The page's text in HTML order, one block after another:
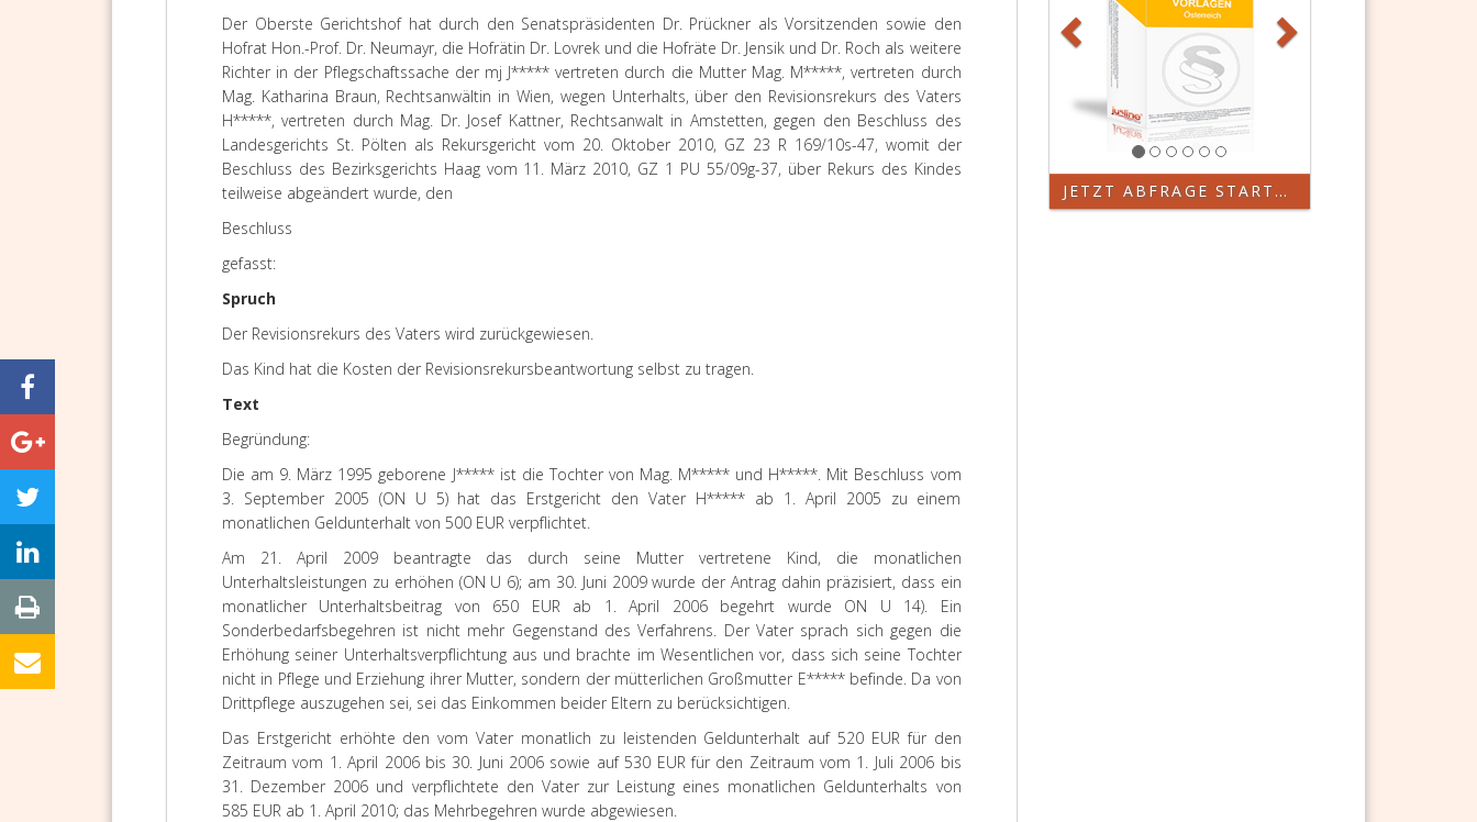
Der Oberste Gerichtshof hat durch den Senatspräsidenten Dr. Prückner als Vorsitzenden sowie den
Hofrat Hon.-Prof. Dr. Neumayr, die Hofrätin Dr. Lovrek und die Hofräte Dr. Jensik und Dr. Roch als weitere
Richter in der Pflegschaftssache der mj J***** vertreten durch die Mutter Mag. M*****, vertreten durch
Mag. Katharina Braun, Rechtsanwältin in Wien, wegen Unterhalts, über den Revisionsrekurs des Vaters
H*****, vertreten durch Mag. Dr. Josef Kattner, Rechtsanwalt in Amstetten, gegen den Beschluss des
Landesgerichts St. Pölten als Rekursgericht vom 20. Oktober 2010, GZ 23 R 169/10s-47, womit der
Beschluss des Bezirksgerichts Haag vom 11. März 2010, GZ 1 PU 55/09g-37, über Rekurs des Kindes
teilweise abgeändert wurde, den
Beschluss
gefasst:
Spruch
Der Revisionsrekurs des Vaters wird zurückgewiesen.
Das Kind hat die Kosten der Revisionsrekursbeantwortung selbst zu tragen.
Text
Begründung:
Die am 9. März 1995 geborene J***** ist die Tochter von Mag. M***** und H*****. Mit Beschluss vom
3. September 2005 (ON U 5) hat das Erstgericht den Vater H***** ab 1. April 2005 zu einem
monatlichen Geldunterhalt von 500 EUR verpflichtet.
Am 21. April 2009 beantragte das durch seine Mutter vertretene Kind, die monatlichen
Unterhaltsleistungen zu erhöhen (ON U 6); am 30. Juni 2009 wurde der Antrag dahin präzisiert, dass ein
monatlicher Unterhaltsbeitrag von 650 EUR ab 1. April 2006 begehrt wurde ON U 14). Ein
Sonderbedarfsbegehren ist nicht mehr Gegenstand des Verfahrens. Der Vater sprach sich gegen die
Erhöhung seiner Unterhaltsverpflichtung aus und brachte im Wesentlichen vor, dass sich seine Tochter
nicht in Pflege und Erziehung ihrer Mutter, sondern der mütterlichen Großmutter E***** befinde. Da von
Drittpflege auszugehen sei, sei das Einkommen beider Eltern zu berücksichtigen.
Das Erstgerichterhöhte den vom Vater monatlich zu leistenden Geldunterhalt auf 520 EUR für den
Zeitraum vom 1. April 2006 bis 30. Juni 2006 sowie auf 530 EUR für den Zeitraum vom 1. Juli 2006 bis
31. Dezember 2006 und verpflichtete den Vater zur Leistung eines monatlichen Geldunterhalts von
585 EUR ab 1. April 2010; das Mehrbegehren wurde abgewiesen.
JETZT ABFRAGE STARTEN